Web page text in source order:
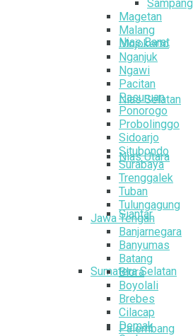
Nias Barat
Nias Selatan
Nias Utara
Siantar
Sumatera Selatan
Palembang
Sampang
Magetan
Malang
Mojokerto
Nganjuk
Ngawi
Pacitan
Pasuruan
Ponorogo
Probolinggo
Sidoarjo
Situbondo
Surabaya
Trenggalek
Tuban
Tulungagung
Jawa Tengah
Banjarnegara
Banyumas
Batang
Blora
Boyolali
Brebes
Cilacap
Demak